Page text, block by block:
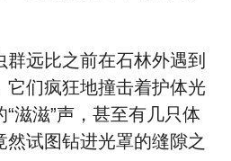
群远比之前在石林外遇到
它们疯狂地撞击着护体光
滋滋”声，甚至有几只体
试图钻进光罩的缝隙之